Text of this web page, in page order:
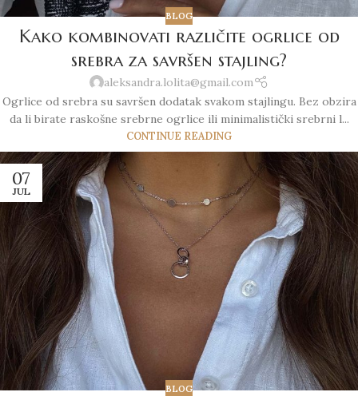
BLOG
Kako kombinovati različite ogrlice od
srebra za savršen stajling?
aleksandra.lolita@gmail.com
Ogrlice od srebra su savršen dodatak svakom stajlingu. Bez obzira
da li birate raskošne srebrne ogrlice ili minimalistički srebrni l...
CONTINUE READING
07
JUL
BLOG